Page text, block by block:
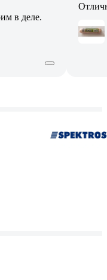
в деле.